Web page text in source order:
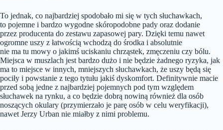
To jednak, co najbardziej spodobało mi się w tych słuchawkach,
to pojemne i bardzo wygodne skóropodobne pady oraz dodanie
przez producenta do zestawu zapasowej pary. Dzięki temu nawet
ogromne uszy z łatwością wchodzą do środka i absolutnie
nie ma tu mowy o jakimś uciskaniu chrząstek, zmęczeniu czy bólu.
Miejsca w muszlach jest bardzo dużo i nie będzie żadnego ryzyka, jak
ma to miejsce w innych, mniejszych słuchawkach, że uszy będą się
pociły i powstanie z tego tytułu jakiś dyskomfort. Definitywnie macie
przed sobą jedne z najbardziej pojemnych pod tym względem
słuchawek na rynku, a co będzie dobrą nowiną również dla osób
noszących okulary (przymierzało je parę osób w celu weryfikacji),
nawet Jerzy Urban nie miałby z nimi problemu.